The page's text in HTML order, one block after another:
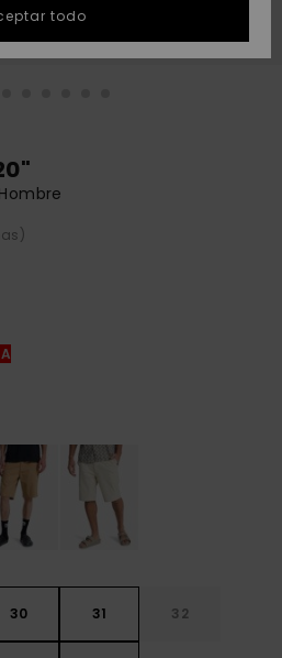
una
a
preguntas
de
30 31 32
todo